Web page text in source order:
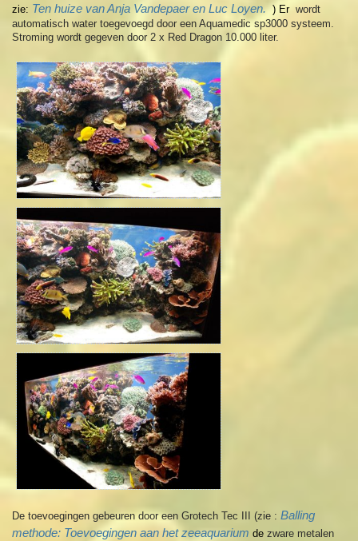
zie: Ten huize van Anja Vandepaer en Luc Loyen. ) Er wordt
automatisch water toegevoegd door een Aquamedic sp3000 systeem.
Stroming wordt gegeven door 2 x Red Dragon 10.000 liter.
De toevoegingen gebeuren door een Grotech Tec III (zie :Balling
methode: Toevoegingen aan het zeeaquarium dezware metalen